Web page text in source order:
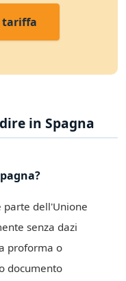
tariffa
in Spagna
parte dell'Unione
senza dazi
proforma o
documento